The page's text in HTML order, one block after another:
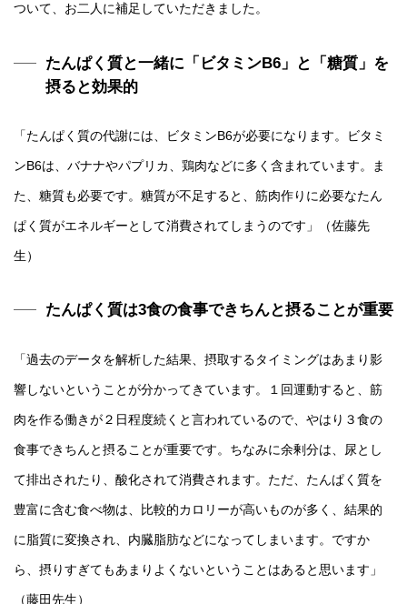
ついて、お二人に補足していただきました。
たんぱく質と一緒に「ビタミンB6」と「糖質」を
摂ると効果的
「たんぱく質の代謝には、ビタミンB6が必要になります。ビタミ
ンB6は、バナナやパプリカ、鶏肉などに多く含まれています。ま
た、糖質も必要です。糖質が不足すると、筋肉作りに必要なたん
ぱく質がエネルギーとして消費されてしまうのです」（佐藤先
生）
たんぱく質は3食の食事できちんと摂ることが重要
「過去のデータを解析した結果、摂取するタイミングはあまり影
響しないということが分かってきています。１回運動すると、筋
肉を作る働きが２日程度続くと言われているので、やはり３食の
食事できちんと摂ることが重要です。ちなみに余剰分は、尿とし
て排出されたり、酸化されて消費されます。ただ、たんぱく質を
豊富に含む食べ物は、比較的カロリーが高いものが多く、結果的
に脂質に変換され、内臓脂肪などになってしまいます。ですか
ら、摂りすぎてもあまりよくないということはあると思います」
（藤田先生）